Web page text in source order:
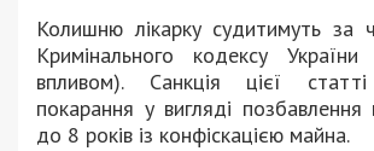
Колишню лікарку судитимуть за
Кримінального кодексу України
впливом). Санкція цієї
покарання у вигляді позбавлення
до 8 років із конфіскацією майна.